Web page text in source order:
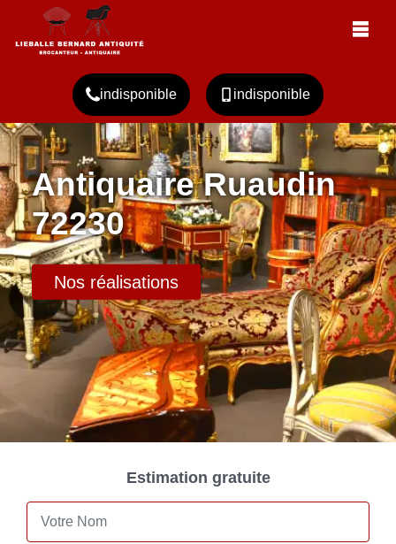
indisponible indisponible
Antiquaire Ruaudin
72230
Nos réalisations
Estimation gratuite